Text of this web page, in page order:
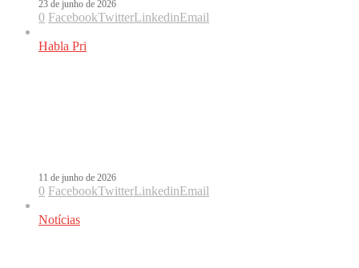
23 de junho de 2026
0 FacebookTwitterLinkedinEmail
Habla Pri
11 de junho de 2026
0 FacebookTwitterLinkedinEmail
Notícias